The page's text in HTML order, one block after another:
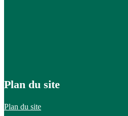
Plan du site
Plan du site